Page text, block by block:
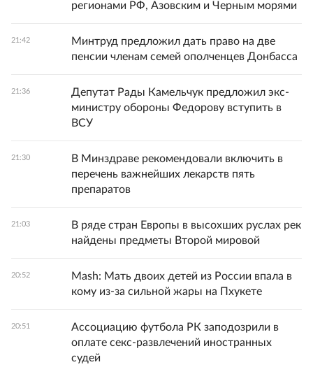
регионами РФ, Азовским и Черным морями
21:42
Минтруд предложил дать право на две
пенсии членам семей ополченцев Донбасса
21:36
Депутат Рады Камельчук предложил экс-
министру обороны Федорову вступить в
ВСУ
21:30
В Минздраве рекомендовали включить в
перечень важнейших лекарств пять
препаратов
21:03
В ряде стран Европы в высохших руслах рек
найдены предметы Второй мировой
20:52
Mash: Мать двоих детей из России впала в
кому из-за сильной жары на Пхукете
20:51
Ассоциацию футбола РК заподозрили в
оплате секс-развлечений иностранных
судей